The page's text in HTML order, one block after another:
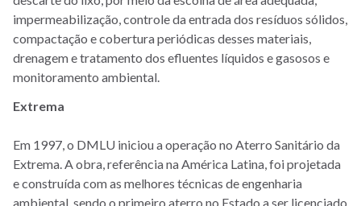
DMLU
impermeabilização, controle da entrada dos resíduos sólidos,
compactação e cobertura periódicas desses materiais,
drenagem e tratamento dos efluentes líquidos e gasosos e
monitoramento ambiental.
Extrema
Em 1997, o DMLU iniciou a operação no Aterro Sanitário da
Extrema. A obra, referência na América Latina, foi projetada
e construída com as melhores técnicas de engenharia
ambiental, sendo o primeiro aterro no Estado a ser licenciado